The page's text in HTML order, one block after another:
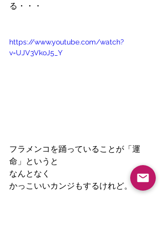
る・・・
https://www.youtube.com/watch?
v=UJV3VkoJ5_Y
フラメンコを踊っていることが「運
命」というと
なんとなく
かっこいいカンジもするけれど。